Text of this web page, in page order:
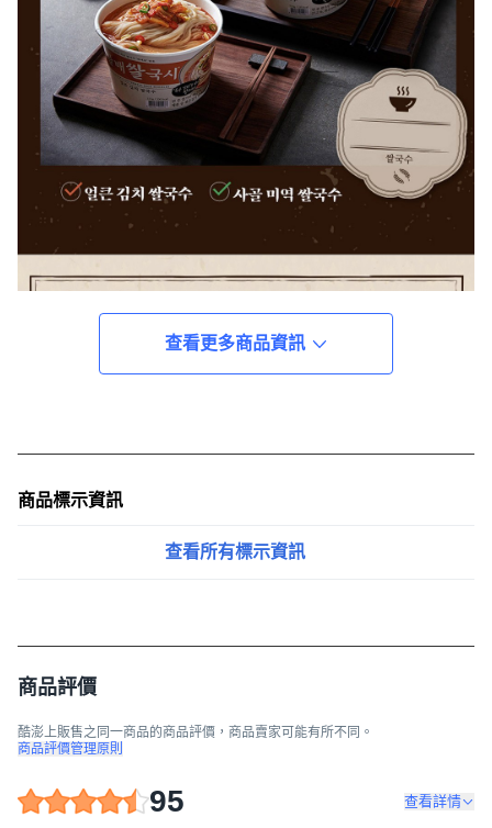
查看更多商品資訊
商品標示資訊
查看所有標示資訊
商品評價
酷澎上販售之同一商品的商品評價，商品賣家可能有所不同。
商品評價管理原則
95 查看詳情